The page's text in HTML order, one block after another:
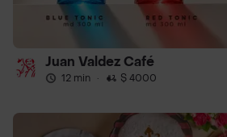
Juan Valdez Café
12 min · $ 4000